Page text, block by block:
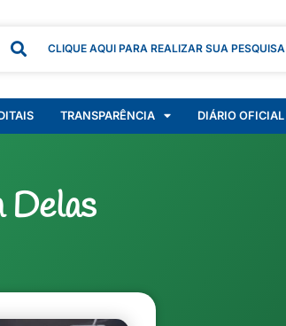
CLIQUE AQUI PARA REALIZAR SUA PESQUISA
TRANSPARÊNCIA DIÁRIO OFICIAL
Delas